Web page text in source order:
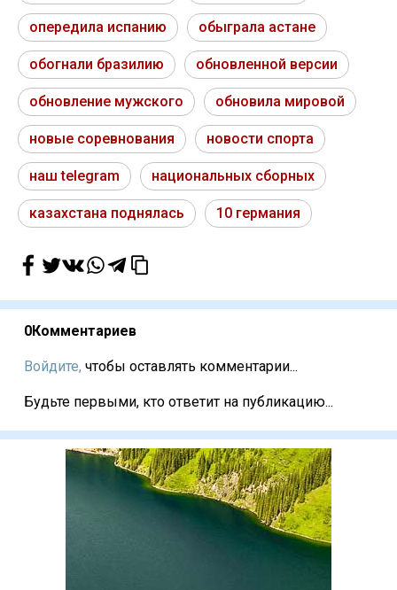
опередила испанию обыграла астане
обогнали бразилию обновленной версии
обновление мужского обновила мировой
новые соревнования новости спорта
наш telegram национальных сборных
казахстана поднялась 10 германия
0Комментариев
Войдите, чтобы оставлять комментарии...
Будьте первыми, кто ответит на публикацию...